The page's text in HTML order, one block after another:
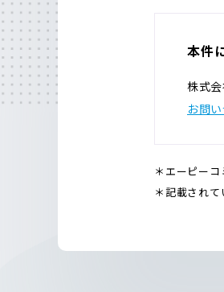
本件
株式
お問
＊エーピー
＊記載されて